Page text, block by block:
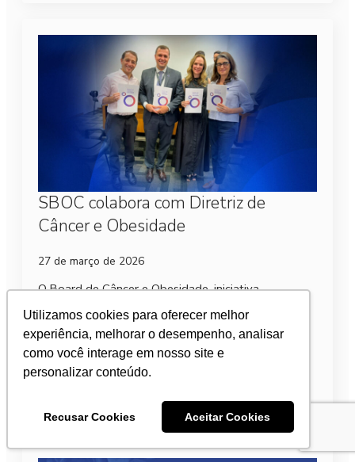
Utilizamos cookies para oferecer melhor
experiência, melhorar o desempenho, analisar
como você interage em nosso site e
personalizar conteúdo.
Recusar Cookies Aceitar Cookies
SBOC colabora com Diretriz de
Câncer e Obesidade
27 de março de 2026
O Board de Câncer e Obesidade, iniciativa
Obesidade Brasil, com participação da Sociedade
Brasileira de Oncologia Clínica (SBOC) e outras 10
instituições de referência…